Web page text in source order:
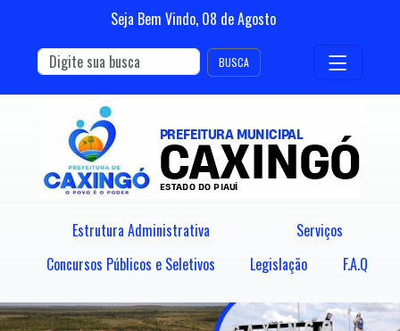
Seja Bem Vindo, 08 deAgosto
BUSCA
Estrutura Administrativa
Serviços
Concursos Públicos e Seletivos
Legislação F.A.Q